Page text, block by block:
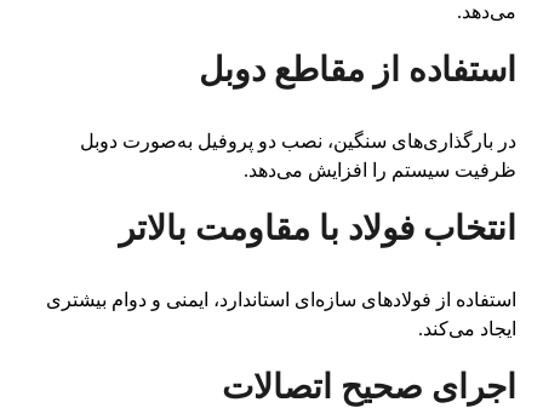
می‌دهد.
استفاده از مقاطع دوبل
در بارگذاری‌های سنگین، نصب دو پروفیل به‌صورت دوبل
ظرفیت سیستم را افزایش می‌دهد.
انتخاب فولاد با مقاومت بالاتر
استفاده از فولادهای سازه‌ای استاندارد، ایمنی و دوام بیشتری
ایجاد می‌کند.
اجرای صحیح اتصالات